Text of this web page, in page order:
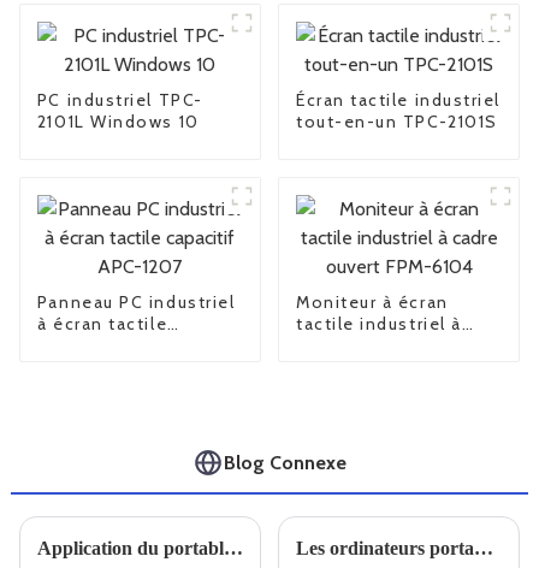
PC industriel TPC-
2101L Windows 10
Écran tactile industriel
tout-en-un TPC-2101S
Panneau PC industriel
à écran tactile
Moniteur à écran
tactile industriel à
Blog Connexe
Application du portable robuste C156 dans les forages pétroliers rotatifs orientables Les ordinateurs portables renforcés nationaux sont-ils fiables ?